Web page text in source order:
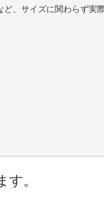
、サイズに関わらず実
。